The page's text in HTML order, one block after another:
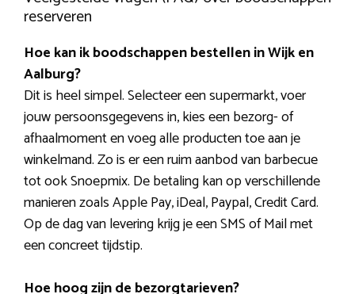
reserveren
Hoe kan ik boodschappen bestellen in Wijk en
Aalburg?
Dit is heel simpel. Selecteer een supermarkt, voer
jouw persoonsgegevens in, kies een bezorg- of
afhaalmoment en voeg alle producten toe aan je
winkelmand. Zo is er een ruim aanbod van barbecue
tot ook Snoepmix. De betaling kan op verschillende
manieren zoals Apple Pay, iDeal, Paypal, Credit Card.
Op de dag van levering krijg je een SMS of Mail met
een concreet tijdstip.
Hoe hoog zijn de bezorgtarieven?